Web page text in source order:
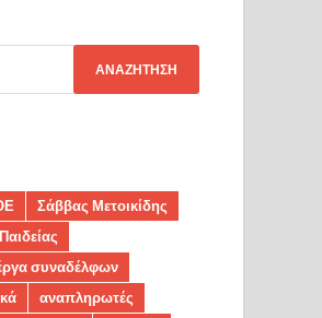
Σάββας Μετοικίδης
συναδέλφων
αναπληρωτές